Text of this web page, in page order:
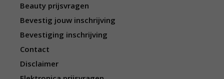
Beauty prijsvragen
Bevestig jouw inschrijving
Bevestiging inschrijving
Contact
Disclaimer